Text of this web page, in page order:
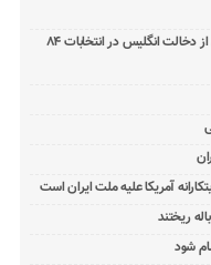
احمدی‌نژاد را خدا برای اسرائیل فرستاد! / افشاگری از دخالت انگلیس در انتخابات ۸۴
آمریکا علیه ملت ایران است
ریختند
شود